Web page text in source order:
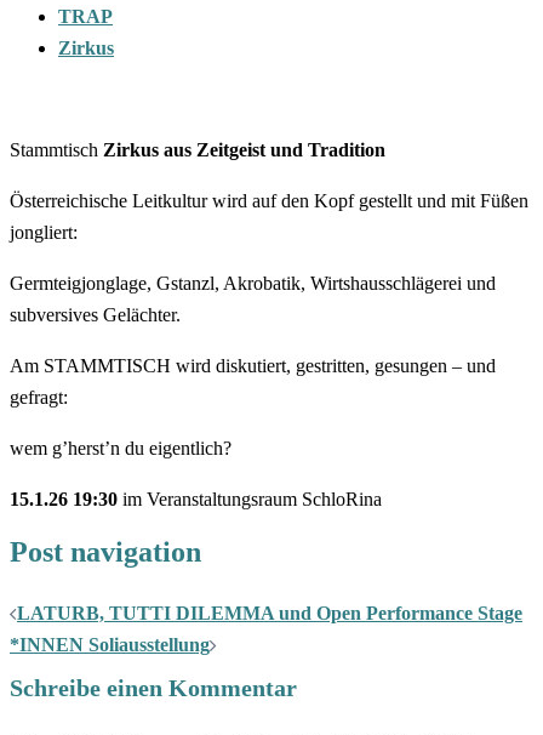
TRAP
Zirkus
Stammtisch Zirkus aus Zeitgeist und Tradition
Österreichische Leitkultur wird auf den Kopf gestellt und mit Füßen
jongliert:
Germteigjonglage, Gstanzl, Akrobatik, Wirtshausschlägerei und
subversives Gelächter.
Am STAMMTISCH wird diskutiert, gestritten, gesungen – und
gefragt:
wem g’herst’n du eigentlich?
15.1.26 19:30 im Veranstaltungsraum SchloRina
Post navigation
LATURB, TUTTI DILEMMA und Open Performance Stage
*INNEN Soliausstellung
Schreibe einen Kommentar